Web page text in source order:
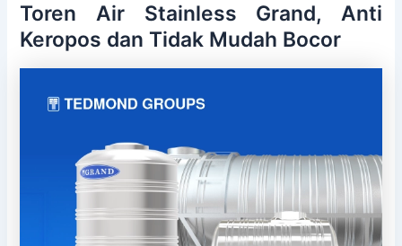
Toren Air Stainless Grand, Anti
Keropos dan Tidak Mudah Bocor